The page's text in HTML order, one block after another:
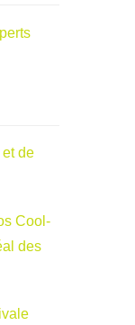
et de
Cool-
des